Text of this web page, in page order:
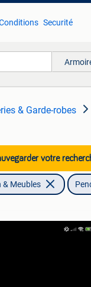
Securité
& Garde-robes
votre
& Meubles